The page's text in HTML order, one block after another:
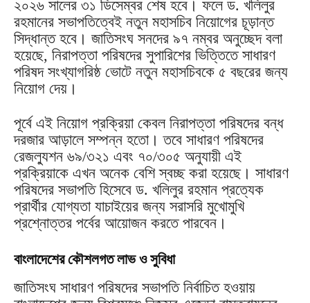
২০২৬ সালের ৩১ ডিসেম্বর শেষ হবে। ফলে ড. খলিলুর
রহমানের সভাপতিত্বেই নতুন মহাসচিব নিয়োগের চূড়ান্ত
সিদ্ধান্ত হবে। জাতিসংঘ সনদের ৯৭ নম্বর অনুচ্ছেদ বলা
হয়েছে, নিরাপত্তা পরিষদের সুপারিশের ভিত্তিতে সাধারণ
পরিষদ সংখ্যাগরিষ্ঠ ভোটে নতুন মহাসচিবকে ৫ বছরের জন্য
নিয়োগ দেয়।
পূর্বে এই নিয়োগ প্রক্রিয়া কেবল নিরাপত্তা পরিষদের বন্ধ
দরজার আড়ালে সম্পন্ন হতো। তবে সাধারণ পরিষদের
রেজল্যুশন ৬৯/৩২১ এবং ৭০/৩০৫ অনুযায়ী এই
প্রক্রিয়াকে এখন অনেক বেশি স্বচ্ছ করা হয়েছে। সাধারণ
পরিষদের সভাপতি হিসেবে ড. খলিলুর রহমান প্রত্যেক
প্রার্থীর যোগ্যতা যাচাইয়ের জন্য সরাসরি মুখোমুখি
প্রশ্নোত্তর পর্বের আয়োজন করতে পারবেন।
বাংলাদেশের কৌশলগত লাভ ও সুবিধা
জাতিসংঘ সাধারণ পরিষদের সভাপতি নির্বাচিত হওয়ায়